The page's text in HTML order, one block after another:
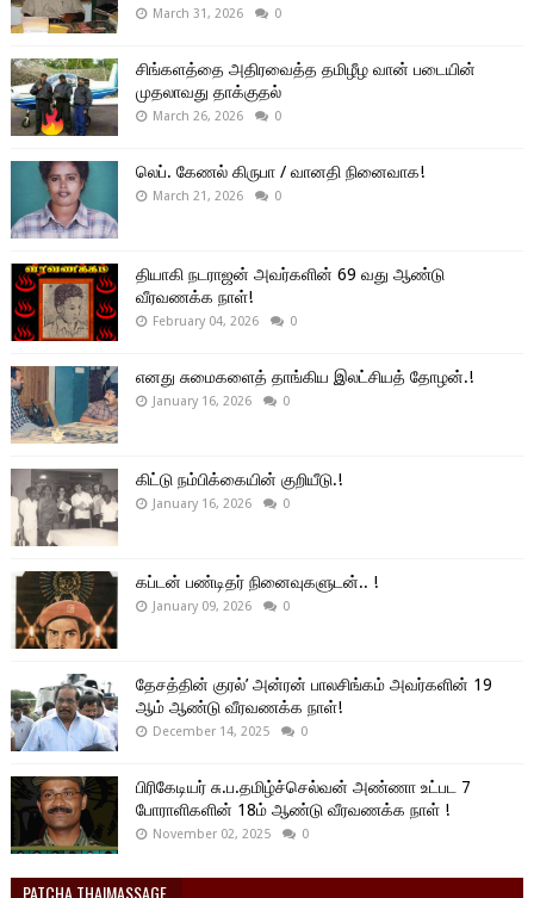
March 31, 2026 0
சிங்களத்தை அதிரவைத்த தமிழீழ வான் படையின்
முதலாவது தாக்குதல்
March 26, 2026 0
லெப். கேணல் கிருபா / வானதி நினைவாக!
March 21, 2026 0
தியாகி நடராஜன் அவர்களின் 69 வது ஆண்டு
வீரவணக்க நாள்!
February 04, 2026 0
எனது சுமைகளைத் தாங்கிய இலட்சியத் தோழன்.!
January 16, 2026 0
கிட்டு நம்பிக்கையின் குறியீடு.!
January 16, 2026 0
கப்டன் பண்டிதர் நினைவுகளுடன்.. !
January 09, 2026 0
தேசத்தின் குரல்’ அன்ரன் பாலசிங்கம் அவர்களின் 19
ஆம் ஆண்டு வீரவணக்க நாள்!
December 14, 2025 0
பிரிகேடியர் சு.ப.தமிழ்ச்செல்வன் அண்ணா உட்பட 7
போராளிகளின் 18ம் ஆண்டு வீரவணக்க நாள் !
November 02, 2025 0
PATCHA THAIMASSAGE.